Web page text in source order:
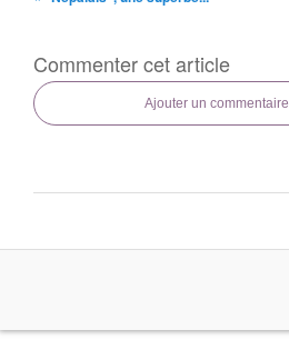
Commenter cet article
Ajouter un commentaire